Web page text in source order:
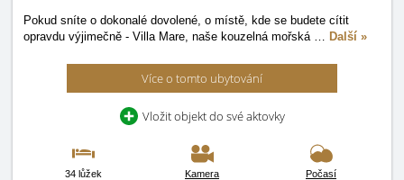
Pokud sníte o dokonalé dovolené, o místě, kde se budete cítit
opravdu výjimečně - Villa Mare, naše kouzelná mořská … Další »
Více o tomto ubytování
Vložit objekt do své aktovky
34 lůžek Kamera Počasí